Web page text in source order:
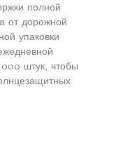
полной
от дорожной
упаковки
штук, чтобы